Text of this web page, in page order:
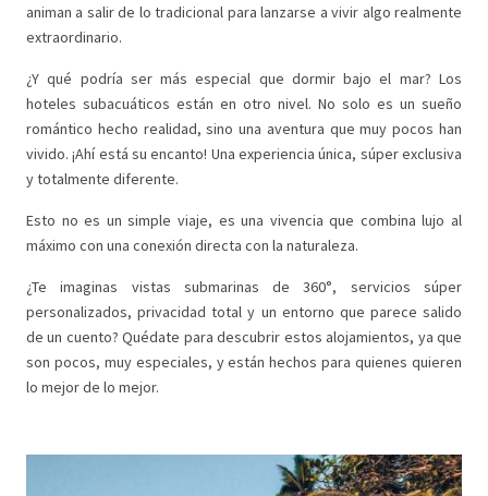
animan a salir de lo tradicional para lanzarse a vivir algo realmente
extraordinario.
¿Y qué podría ser más especial que dormir bajo el mar? Los
hoteles subacuáticos están en otro nivel. No solo es un sueño
romántico hecho realidad, sino una aventura que muy pocos han
vivido. ¡Ahí está su encanto! Una experiencia única, súper exclusiva
y totalmente diferente.
Esto no es un simple viaje, es una vivencia que combina lujo al
máximo con una conexión directa con la naturaleza.
¿Te imaginas vistas submarinas de 360°, servicios súper
personalizados, privacidad total y un entorno que parece salido
de un cuento? Quédate para descubrir estos alojamientos, ya que
son pocos, muy especiales, y están hechos para quienes quieren
lo mejor de lo mejor.